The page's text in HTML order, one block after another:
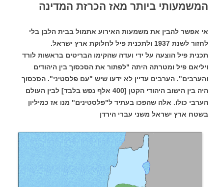
המשמעותי ביותר מאז הכרזת המדינה
אי אפשר להבין את משמעות האירוע אתמול בבית הלבן בלי
לחזור לשנת 1937 ולתכנית פיל לחלוקת ארץ ישראל.
תכנית פיל הוצעה על ידי ועדה שהקימו הבריטים בראשות לורד
ויליאם פיל ומטרתה היתה "לפתור את הסכסוך בין היהודים
והערבים". הערבים עדיין לא ידעו שיש "עם פלסטיני". הסכסוך
היה בין הישוב היהודי הקטן [400 אלף נפש בלבד] לבין העולם
הערבי כולו. אלה שהפכו בעתיד ל"פלסטינים" מנו אז כמיליון
בשטח ארץ ישראל משני עברי הירדן